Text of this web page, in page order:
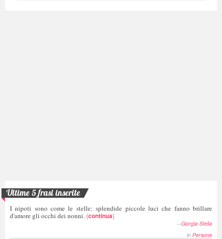
Ultime 5 frasi inserite
I nipoti sono come le stelle: splendide piccole luci che fanno brillare
d'amore gli occhi dei nonni. (continua)
--Giorgia Stella
in Persone